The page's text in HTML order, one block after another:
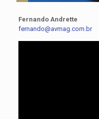
Fernando Andrette
fernando@avmag.com.br